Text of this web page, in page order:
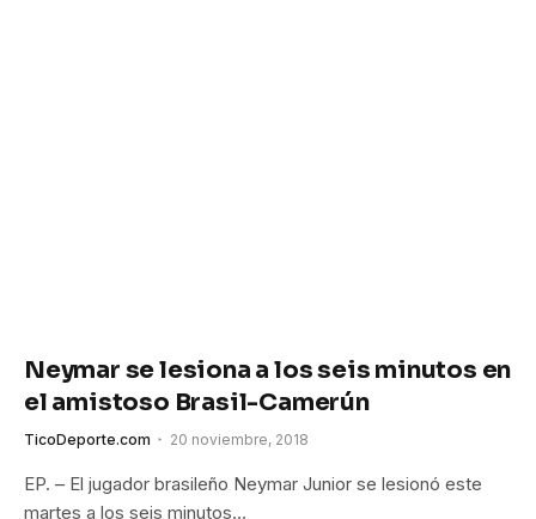
Neymar se lesiona a los seis minutos en
el amistoso Brasil-Camerún
TicoDeporte.com 20 noviembre, 2018
EP. – El jugador brasileño Neymar Junior se lesionó este
martes a los seis minutos…